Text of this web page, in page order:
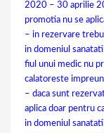
2020 – 30 aprilie
promotia nu se
– in rezervare
in domeniul
fiul unui medic nu
calatoreste
– daca sunt
aplica doar pentru
in domeniul